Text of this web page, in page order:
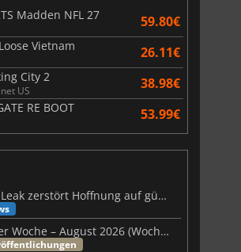
Madden NFL 27
59.80€
Vietnam 26.11€
City 2
US 38.98€
RE BOOT 53.99€
Steam Frame: Preis-Leak zerstört Hoffnung auf günstiges VR-Headset
Neue Videospiele der Woche – August 2026 (Woche 32)